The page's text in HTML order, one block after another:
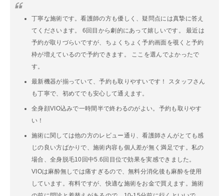
丁寧な施術です。看護師の方も優しく、疑問点には真摯に答え
てくださいます。 6回目から劇的にあって嬉しいです。 最近は
予約が取りづらいですが、ちょくちょく予約画面を覗くと予約
枠が増えているので予約できます。 ここを選んでよかったで
す。
最新機器が揃っていて、予約も取りやすいです！ スタッフさん
も丁寧で、初めてでも安心して通えます。
全身顔VIO込みで一時間半で終わるのがよい。予約も取りやす
い！
施術に関しては他の方のレビュー通り、看護師さんがとても感
じの良い方ばかりで、施術内容も個人差が無く満足です。私の
場合、全身脱毛10回中5.6回目位で効果を実感できました。
VIOは麻酔無しでは痛すぎるので、無料分消化後も麻酔を使用
しています。有料ですが、快適な施術をお金で買えます。施術